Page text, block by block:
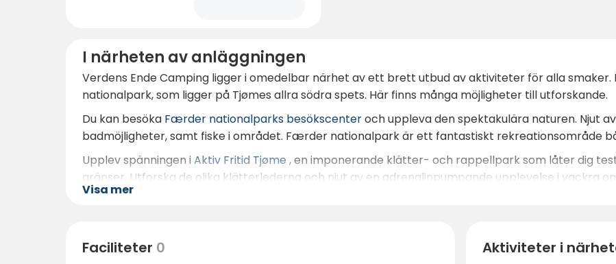
I närheten av anläggningen
Verdens Ende Camping ligger i omedelbar närhet av ett brett utbud av aktiviteter för alla
nationalpark, som ligger på Tjømes allra södra spets. Här finns många möjligheter till utforskande.
Du kan besöka Færder nationalparks besökscenteroch uppleva den spektakulära naturen. Njut
badmöjligheter, samt fiske i området. Færder nationalpark är ett fantastiskt rekreationsområde
Upplev spänningen i Aktiv Fritid Tjøme , en imponerande klätter- och rappellpark som låter dig
gränser. Utforska de olika klätterlederna och njut av en adrenalinpumpande upplevelse i vackra
Visa mer
Faciliteter 0 Aktiviteter i